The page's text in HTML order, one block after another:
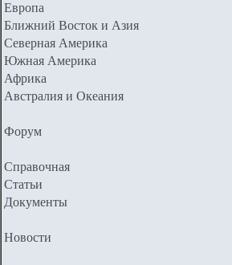
Европа
Ближний Восток и Азия
Северная Америка
Южная Америка
Африка
Австралия и Океания
Форум
Справочная
Статьи
Документы
Новости